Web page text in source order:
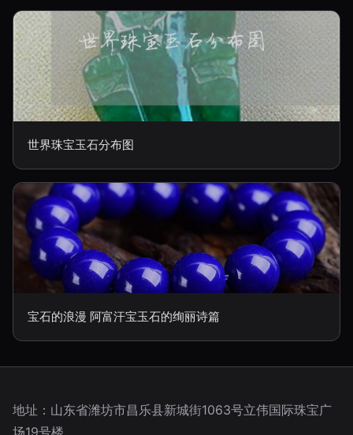
世界珠宝玉石分布图
宝石的浪漫 阿富汗宝玉石的绚丽诗篇
地址：山东省潍坊市昌乐县新城街1063号立伟国际珠宝广
场19号楼